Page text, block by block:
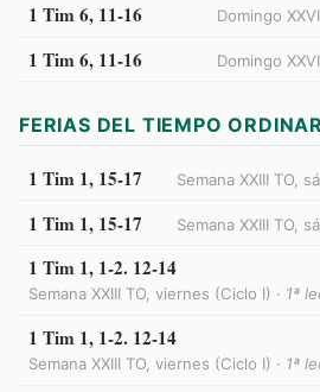
1 Tim 6, 11-16 Domingo
1 Tim 6, 11-16 Domingo
FERIAS DEL TIEMPO
1 Tim 1, 15-17 Semana XXIII TO,
1 Tim 1, 15-17 Semana XXIII TO,
1 Tim 1, 1-2. 12-14
Semana XXIII TO, viernes (Ciclo I) · 1ª
1 Tim 1, 1-2. 12-14
Semana XXIII TO, viernes (Ciclo I) · 1ª